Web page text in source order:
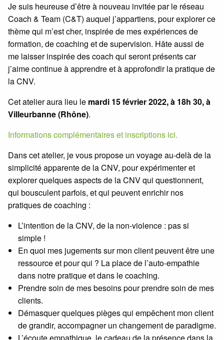
Je suis heureuse d’être à nouveau invitée par le réseau
Coach & Team (C&T) auquel j’appartiens, pour explorer ce
thème qui m’est cher, inspirée de mes expériences de
formation, de coaching et de supervision. Hâte aussi de
me laisser inspirée des coach qui seront présents car
j’aime continue à apprendre et à approfondir la pratique de
la CNV.
Cet atelier aura lieu le mardi 15 février 2022, à 18h 30, à
Villeurbanne (Rhône).
Informations complémentaires et inscriptions ici.
Dans cet atelier, je vous propose un voyage au-delà de la
simplicité apparente de la CNV, pour expérimenter et
explorer quelques aspects de la CNV qui questionnent,
qui bousculent parfois, et qui peuvent enrichir nos
pratiques de coaching :
L’intention de la CNV, de la non-violence : pas si
simple !
En quoi mes jugements sur mon client peuvent être une
ressource et pour qui ? La place de l’auto-empathie
dans notre pratique et dans le coaching.
Prendre soin de mes besoins pour prendre soin de mes
clients.
Démasquer quelques pièges qui empêchent mon client
de grandir, accompagner un changement de paradigme.